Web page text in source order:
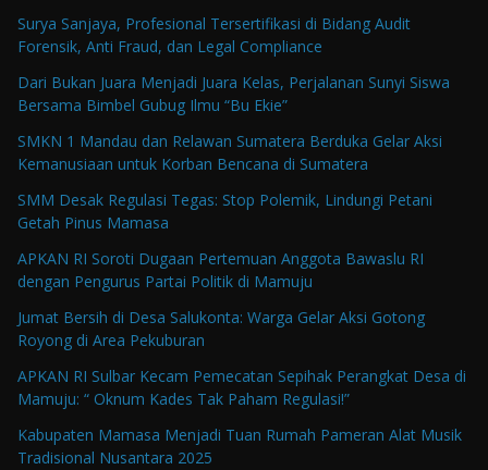
Surya Sanjaya, Profesional Tersertifikasi di Bidang Audit
Forensik, Anti Fraud, dan Legal Compliance
Dari Bukan Juara Menjadi Juara Kelas, Perjalanan Sunyi Siswa
Bersama Bimbel Gubug Ilmu “Bu Ekie”
SMKN 1 Mandau dan Relawan Sumatera Berduka Gelar Aksi
Kemanusiaan untuk Korban Bencana di Sumatera
SMM Desak Regulasi Tegas: Stop Polemik, Lindungi Petani
Getah Pinus Mamasa
APKAN RI Soroti Dugaan Pertemuan Anggota Bawaslu RI
dengan Pengurus Partai Politik di Mamuju
Jumat Bersih di Desa Salukonta: Warga Gelar Aksi Gotong
Royong di Area Pekuburan
APKAN RI Sulbar Kecam Pemecatan Sepihak Perangkat Desa di
Mamuju: “ Oknum Kades Tak Paham Regulasi!”
Kabupaten Mamasa Menjadi Tuan Rumah Pameran Alat Musik
Tradisional Nusantara 2025